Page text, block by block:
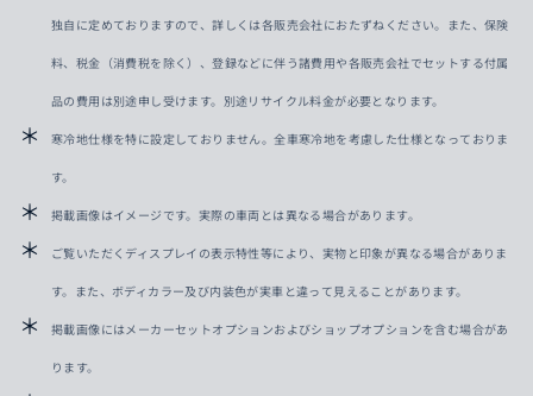
独自に定めておりますので、詳しくは各販売会社におたずねください。また、保険
料、税金（消費税を除く）、登録などに伴う諸費用や各販売会社でセットする付属
品の費用は別途申し受けます。別途リサイクル料金が必要となります。
寒冷地仕様を特に設定しておりません。全車寒冷地を考慮した仕様となっておりま
す。
掲載画像はイメージです。実際の車両とは異なる場合があります。
ご覧いただくディスプレイの表示特性等により、実物と印象が異なる場合がありま
す。また、ボディカラー及び内装色が実車と違って見えることがあります。
掲載画像にはメーカーセットオプションおよびショップオプションを含む場合があ
ります。